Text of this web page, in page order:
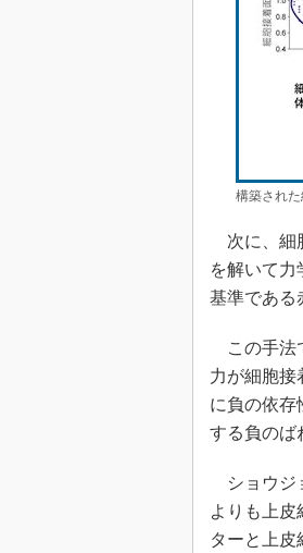
構築され
次に、細
を解いて
基準である
この手法
力が細胞接
に負の依存
する負のば
ショウジ
よりも上
ターと上